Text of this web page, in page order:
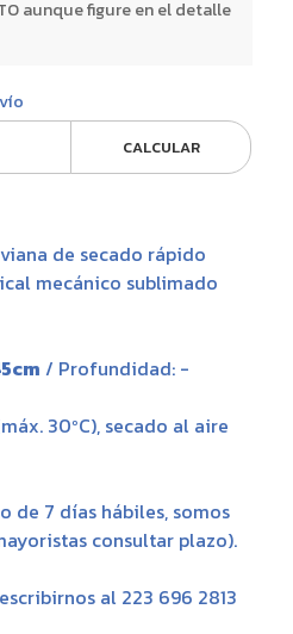
aunque figure en el detalle
CALCULAR
de secado rápido
mecánico sublimado
/ Profundidad: -
30ºC), secado al aire
de 7 días hábiles, somos
consultar plazo).
al 223 696 2813